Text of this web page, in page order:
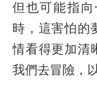
但也可能指
時，這害怕的
情看得更加清
我們去冒險，